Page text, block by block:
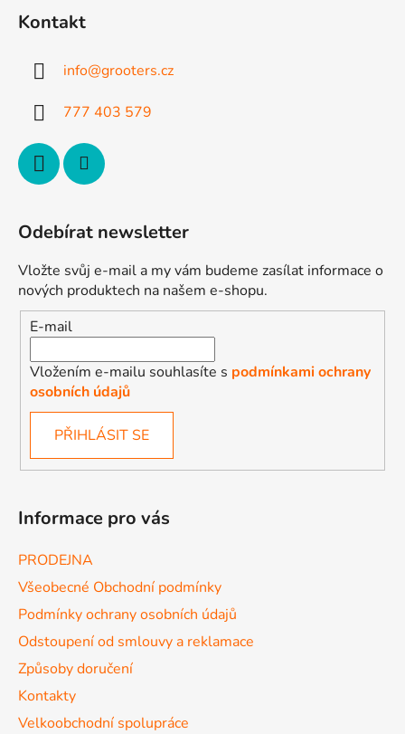
Kontakt
info@grooters.cz
777 403 579
Odebírat newsletter
Vložte svůj e-mail a my vám budeme zasílat informace o
nových produktech na našem e-shopu.
E-mail
Vložením e-mailu souhlasíte s podmínkami ochrany
osobních údajů
PŘIHLÁSIT SE
Informace pro vás
PRODEJNA
Všeobecné Obchodní podmínky
Podmínky ochrany osobních údajů
Odstoupení od smlouvy a reklamace
Způsoby doručení
Kontakty
Velkoobchodní spolupráce